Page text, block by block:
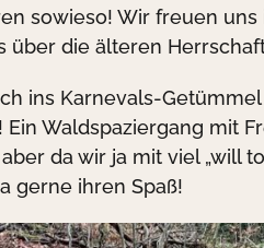
sowieso! Wir freuen
über die älteren
ins Karnevals-
Waldspaziergang mit
da wir ja mit viel „will
gerne ihren Spaß!